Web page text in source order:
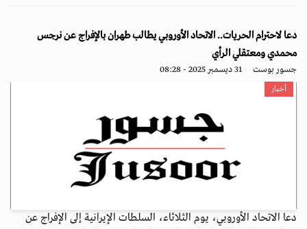
دعا لاحترام الحريات.. الاتحاد الأوروبي يطالب طهران بالإفراج عن نرجس
محمدي ومعتقلي الرأي
جسور بوست 31 ديسمبر 2025 - 08:28
أخبار
دعا الاتحاد الأوروبي، يوم الثلاثاء، السلطات الإيرانية إلى الإفراج عن